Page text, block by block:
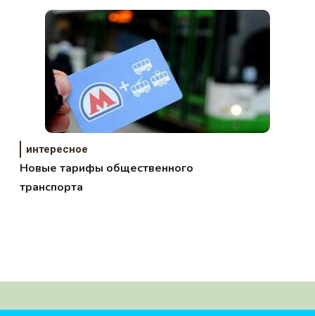
интересное
Новые тарифы общественного
транспорта